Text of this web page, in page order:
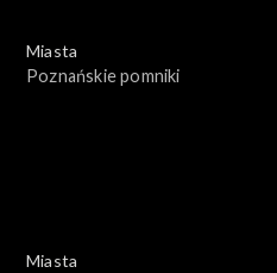
Miasta
Poznańskie pomniki
Miasta